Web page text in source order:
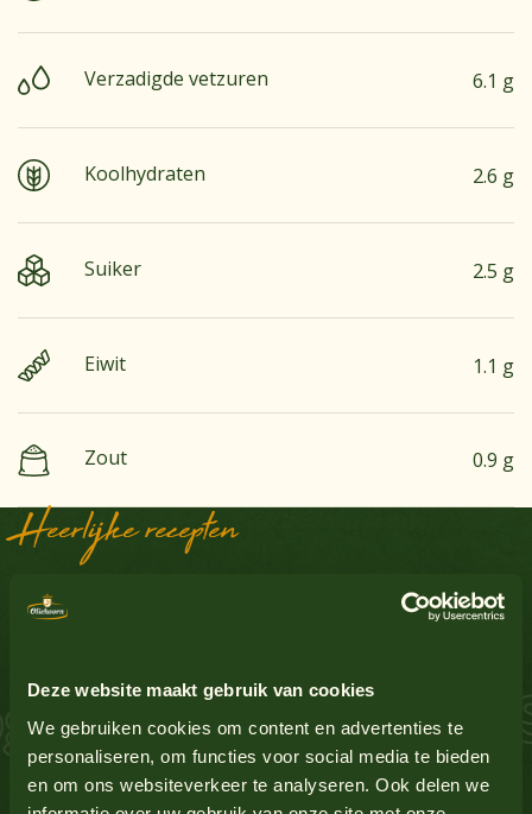
Deze website maakt gebruik van cookies
We gebruiken cookies om content en advertenties te
personaliseren, om functies voor social media te bieden
en om ons websiteverkeer te analyseren. Ook delen we
Verzadigde vetzuren 6.1 g
Koolhydraten 2.6 g
Suiker 2.5 g
Eiwit 1.1 g
Zout 0.9 g
Heerlijke recepten
Sausinspiratie
Zalm Schnitzel
Glutenbevattende granen
Lupine Nee
Bekijk alle producten